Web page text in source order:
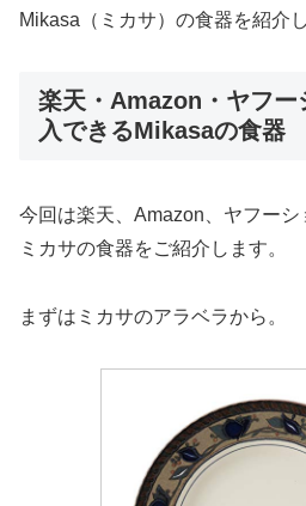
Mikasa（ミカサ）の食器を紹介
楽天・Amazon・ヤフー
入できるMikasaの食器
今回は楽天、Amazon、ヤフー
ミカサの食器をご紹介します。
まずはミカサのアラベラから。